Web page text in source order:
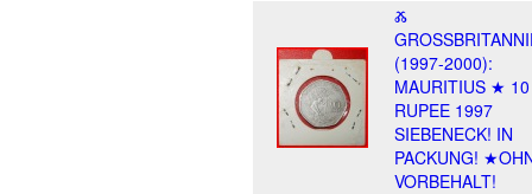
Ⰶ
(1997-2000):
MAURITIUS ★ 10
RUPEE 1997
SIEBENECK! IN
PACKUNG!
VORBEHALT!